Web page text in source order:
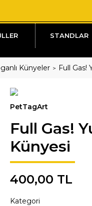
STANDLAR
Künyeler Full Gas!
PetTagArt
Full Gas!
Künyesi
400,00 TL
Kategori